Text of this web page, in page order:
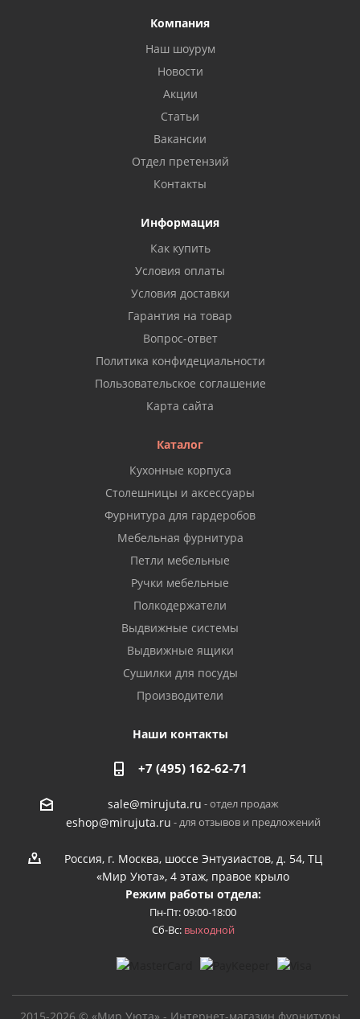
Компания
Наш шоурум
Новости
Акции
Статьи
Вакансии
Отдел претензий
Контакты
Информация
Как купить
Условия оплаты
Условия доставки
Гарантия на товар
Вопрос-ответ
Политика конфидециальности
Пользовательское соглашение
Карта сайта
Каталог
Кухонные корпуса
Столешницы и аксессуары
Фурнитура для гардеробов
Мебельная фурнитура
Петли мебельные
Ручки мебельные
Полкодержатели
Выдвижные системы
Выдвижные ящики
Сушилки для посуды
Производители
Наши контакты
+7 (495) 162-62-71
sale@mirujuta.ru - отдел продаж
eshop@mirujuta.ru - для отзывов и предложений
Россия, г. Москва, шоссе Энтузиастов, д. 54, ТЦ
«Мир Уюта», 4 этаж, правое крыло
Режим работы отдела:
Пн-Пт: 09:00-18:00
Сб-Вс: выходной
2015-2026 © «Мир Уюта» - Интернет-магазин фурнитуры